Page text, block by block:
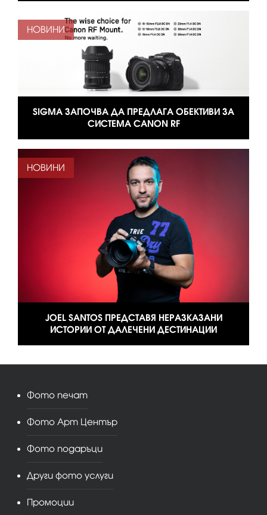
SIGMA ЗАПОЧВА ДА ПРЕДЛАГА ОБЕКТИВИ ЗА
СИСТЕМА CANON RF
НОВИНИ
JOEL SANTOS ПРЕДСТАВЯ НЕРАЗКАЗАНИ
ИСТОРИИ ОТ ДАЛЕЧЕНИ ДЕСТИНАЦИИ
НОВИНИ
Фото печат
Фото Арт Център
Фото подаръци
Други фото услуги
Промоции